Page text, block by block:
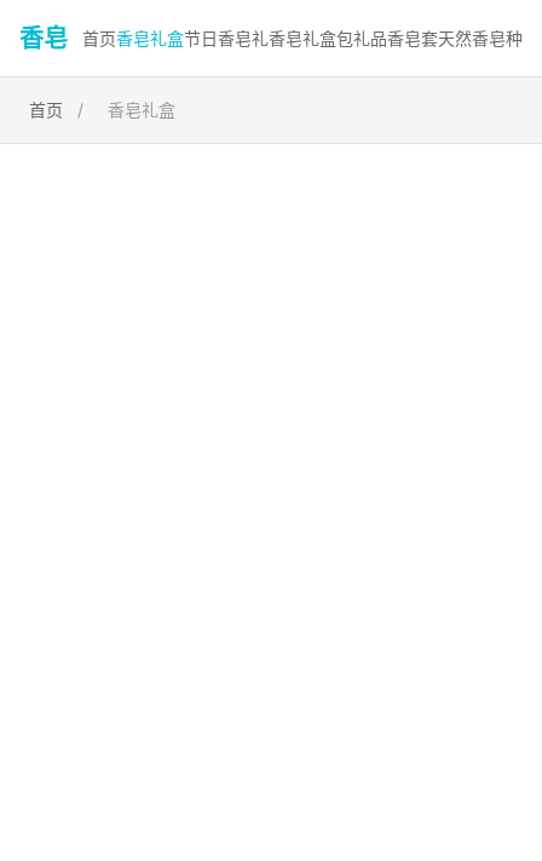
香皂 首页香皂礼盒节日香皂礼香皂礼盒包礼品香皂套天然香皂种
首页 / 香皂礼盒